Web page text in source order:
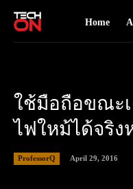
Home
ใช้มือถือขณะ
ไฟใหม้ได้จริง
ProfessorQ April 29, 2016